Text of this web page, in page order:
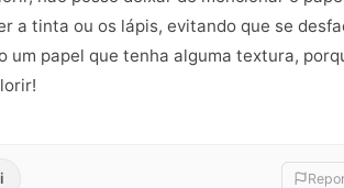
a tinta ou os lápis, evitando que se
um papel que tenha alguma textura,